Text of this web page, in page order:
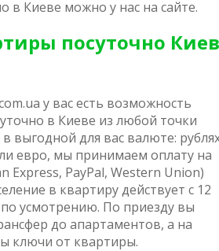
в Киеве можно у нас на сайте.
посуточно Киев
у вас есть возможность
в Киеве из любой точки
выгодной для вас валюте:
евро, мы принимаем оплату на
Express, PayPal, Western Union)
в квартиру действует с 12
усмотрению. По приезду вы
до апартаментов, а на
ключи от квартиры.